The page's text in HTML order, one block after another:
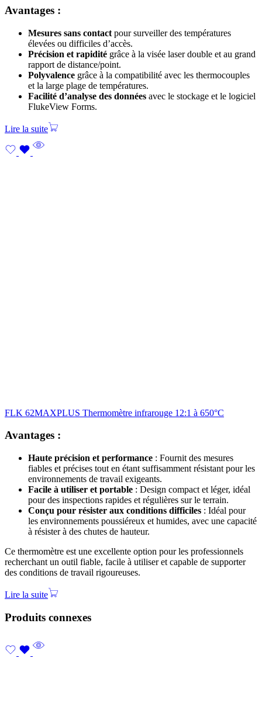
Avantages :
Mesures sans contact pour surveiller des températures
élevées ou difficiles d’accès.
Précision et rapidité grâce à la visée laser double et au grand
rapport de distance/point.
Polyvalence grâce à la compatibilité avec les thermocouples
et la large plage de températures.
Facilité d’analyse des données avec le stockage et le logiciel
FlukeView Forms.
Lire la suite
FLK 62MAXPLUS Thermomètre infrarouge 12:1 à 650°C
Avantages :
Haute précision et performance : Fournit des mesures
fiables et précises tout en étant suffisamment résistant pour les
environnements de travail exigeants.
Facile à utiliser et portable : Design compact et léger, idéal
pour des inspections rapides et régulières sur le terrain.
Conçu pour résister aux conditions difficiles : Idéal pour
les environnements poussiéreux et humides, avec une capacité
à résister à des chutes de hauteur.
Ce thermomètre est une excellente option pour les professionnels
recherchant un outil fiable, facile à utiliser et capable de supporter
des conditions de travail rigoureuses.
Lire la suite
Produits connexes